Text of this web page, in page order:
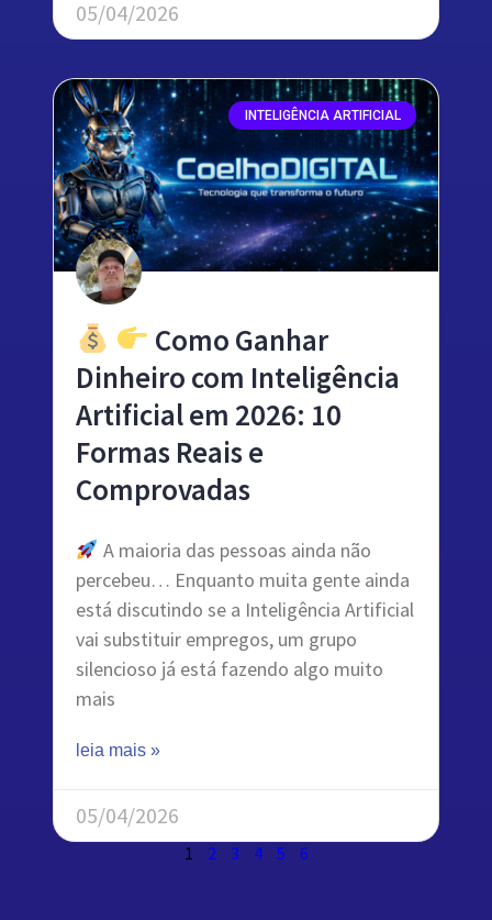
05/04/2026
INTELIGÊNCIA ARTIFICIAL
Como Ganhar
Dinheiro com Inteligência
Artificial em 2026: 10
Formas Reais e
Comprovadas
A maioria das pessoas ainda não
percebeu… Enquanto muita gente ainda
está discutindo se a Inteligência Artificial
vai substituir empregos, um grupo
silencioso já está fazendo algo muito
mais
leia mais »
05/04/2026
1 2 3 4 5 6